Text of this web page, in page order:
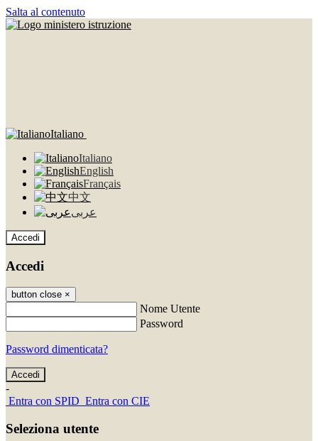
Salta al contenuto
Italiano
Italiano
English
Français
中文
عربى
Accedi
Accedi
button close ×
Nome Utente
Password
Password dimenticata?
-
Entra con SPID Entra con CIE
Seleziona utente